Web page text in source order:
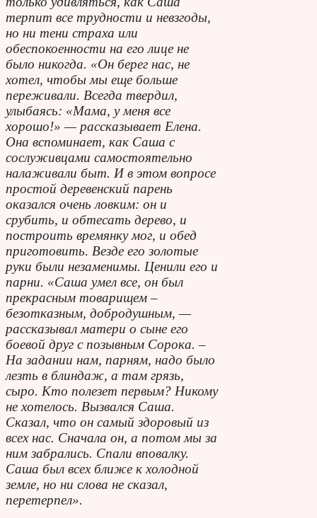
терпит все трудности и невзгоды,
но ни тени страха или
обеспокоенности на его лице не
было никогда. «Он берег нас, не
хотел, чтобы мы еще больше
переживали. Всегда твердил,
улыбаясь: «Мама, у меня все
хорошо!» — рассказывает Елена.
Она вспоминает, как Саша с
сослуживцами самостоятельно
налаживали быт. И в этом вопросе
простой деревенский парень
оказался очень ловким: он и
срубить, и обтесать дерево, и
построить времянку мог, и обед
приготовить. Везде его золотые
руки были незаменимы. Ценили его и
парни. «Саша умел все, он был
прекрасным товарищем –
безотказным, добродушным, —
рассказывал матери о сыне его
боевой друг с позывным Сорока. –
На задании нам, парням, надо было
лезть в блиндаж, а там грязь,
сыро. Кто полезет первым? Никому
не хотелось. Вызвался Саша.
Сказал, что он самый здоровый из
всех нас. Сначала он, а потом мы за
ним забрались. Спали вповалку.
Саша был всех ближе к холодной
земле, но ни слова не сказал,
перетерпел».